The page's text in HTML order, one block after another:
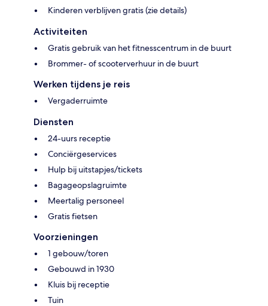
Kinderen verblijven gratis (zie details)
Activiteiten
Gratis gebruik van het fitnesscentrum in de buurt
Brommer- of scooterverhuur in de buurt
Werken tijdens je reis
Vergaderruimte
Diensten
24-uurs receptie
Conciërgeservices
Hulp bij uitstapjes/tickets
Bagageopslagruimte
Meertalig personeel
Gratis fietsen
Voorzieningen
1 gebouw/toren
Gebouwd in 1930
Kluis bij receptie
Tuin